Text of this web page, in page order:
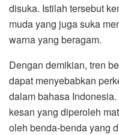
disuka. Istilah tersebut
muda yang juga suka
warna yang beragam.
Dengan demikian, tren
dapat menyebabkan
dalam bahasa
kesan yang diperoleh
oleh benda-benda yang